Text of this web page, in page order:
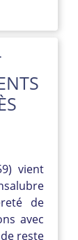
vient
de
avec
reste